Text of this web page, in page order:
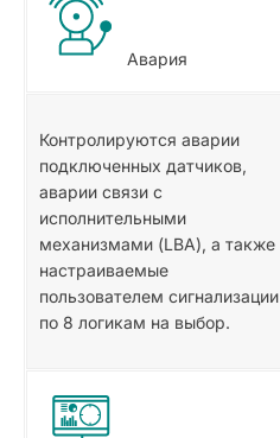
Авария
Контролируются аварии
подключенных датчиков,
аварии связи с
исполнительными
механизмами (LBA), а также
настраиваемые
пользователем сигнализации
по 8 логикам на выбор.